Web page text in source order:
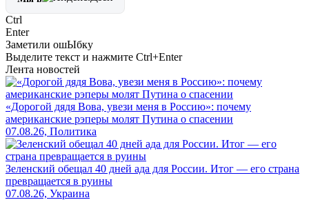
Ctrl
Enter
Заметили ошЫбку
Выделите текст и нажмите Ctrl+Enter
Лента новостей
«Дорогой дядя Вова, увези меня в Россию»: почему
американские рэперы молят Путина о спасении
07.08.26, Политика
Зеленский обещал 40 дней ада для России. Итог — его страна
превращается в руины
07.08.26, Украина